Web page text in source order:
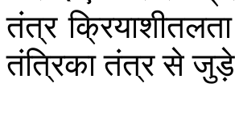
तंत्र क्रियाशीतलता
तंत्रिका तंत्र से जुड़े